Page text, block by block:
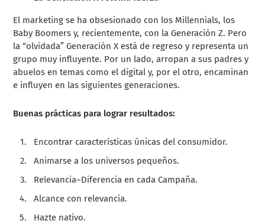
El marketing se ha obsesionado con los Millennials, los
Baby Boomers y, recientemente, con la Generación Z. Pero
la “olvidada” Generación X está de regreso y representa un
grupo muy influyente. Por un lado, arropan a sus padres y
abuelos en temas como el digital y, por el otro, encaminan
e influyen en las siguientes generaciones.
Buenas prácticas para lograr resultados:
Encontrar características únicas del consumidor.
Animarse a los universos pequeños.
Relevancia–Diferencia en cada Campaña.
Alcance con relevancia.
Hazte nativo.